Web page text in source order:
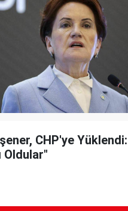
CHP'ye
Oldular"